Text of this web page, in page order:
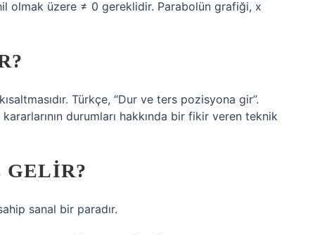
olmak üzere ≠ 0 gereklidir. Parabolün grafiği, x
Türkçe, “Dur ve ters pozisyona gir”.
durumları hakkında bir fikir veren teknik
GELIR?
sanal bir paradır.